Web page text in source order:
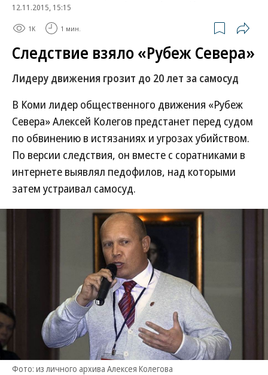
12.11.2015, 15:15
1K 1 мин.
Следствие взяло «Рубеж Севера»
Лидеру движения грозит до 20 лет за самосуд
В Коми лидер общественного движения «Рубеж
Севера» Алексей Колегов предстанет перед судом
по обвинению в истязаниях и угрозах убийством.
По версии следствия, он вместе с соратниками в
интернете выявлял педофилов, над которыми
затем устраивал самосуд.
Фото: из личного архива Алексея Колегова